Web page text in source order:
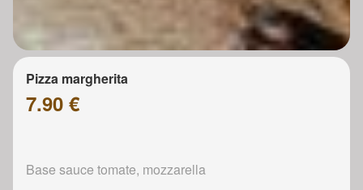
Pizza margherita
7.90 €
Base sauce tomate, mozzarella